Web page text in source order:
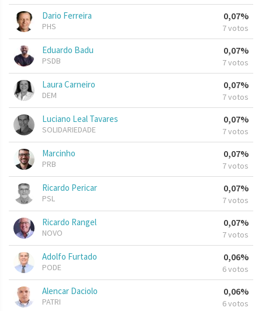
Dario Ferreira
PHS
0,07%
7 votos
Eduardo Badu
PSDB
0,07%
7 votos
Laura Carneiro
DEM
0,07%
7 votos
Luciano Leal Tavares
SOLIDARIEDADE
0,07%
7 votos
Marcinho
PRB
0,07%
7 votos
Ricardo Pericar
PSL
0,07%
7 votos
Ricardo Rangel
NOVO
0,07%
7 votos
Adolfo Furtado
PODE
0,06%
6 votos
Alencar Daciolo
PATRI
0,06%
6 votos